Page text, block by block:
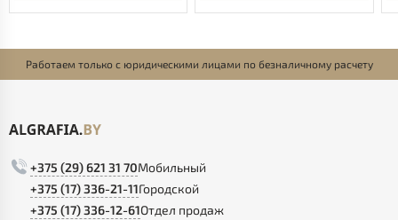
Работаем только с юридическими лицами по безналичному расчету
+375 (29) 621 31 70Мобильный
+375 (17) 336-21-11Городской
+375 (17) 336-12-61Отдел продаж